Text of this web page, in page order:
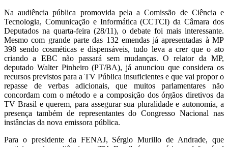
Na audiência pública promovida pela a Comissão de Ciência e
Tecnologia, Comunicação e Informática (CCTCI) da Câmara dos
Deputados na quarta-feira (28/11), o debate foi mais interessante.
Mesmo com grande parte das 132 emendas já apresentadas à MP
398 sendo cosméticas e dispensáveis, tudo leva a crer que o ato
criando a EBC não passará sem mudanças. O relator da MP,
deputado Walter Pinheiro (PT/BA), já anunciou que considera os
recursos previstos para a TV Pública insuficientes e que vai propor o
repasse de verbas adicionais, que muitos parlamentares não
concordam com o método e a composição dos órgãos diretivos da
TV Brasil e querem, para assegurar sua pluralidade e autonomia, a
presença também de representantes do Congresso Nacional nas
instâncias da nova emissora pública.
Para o presidente da FENAJ, Sérgio Murillo de Andrade, que